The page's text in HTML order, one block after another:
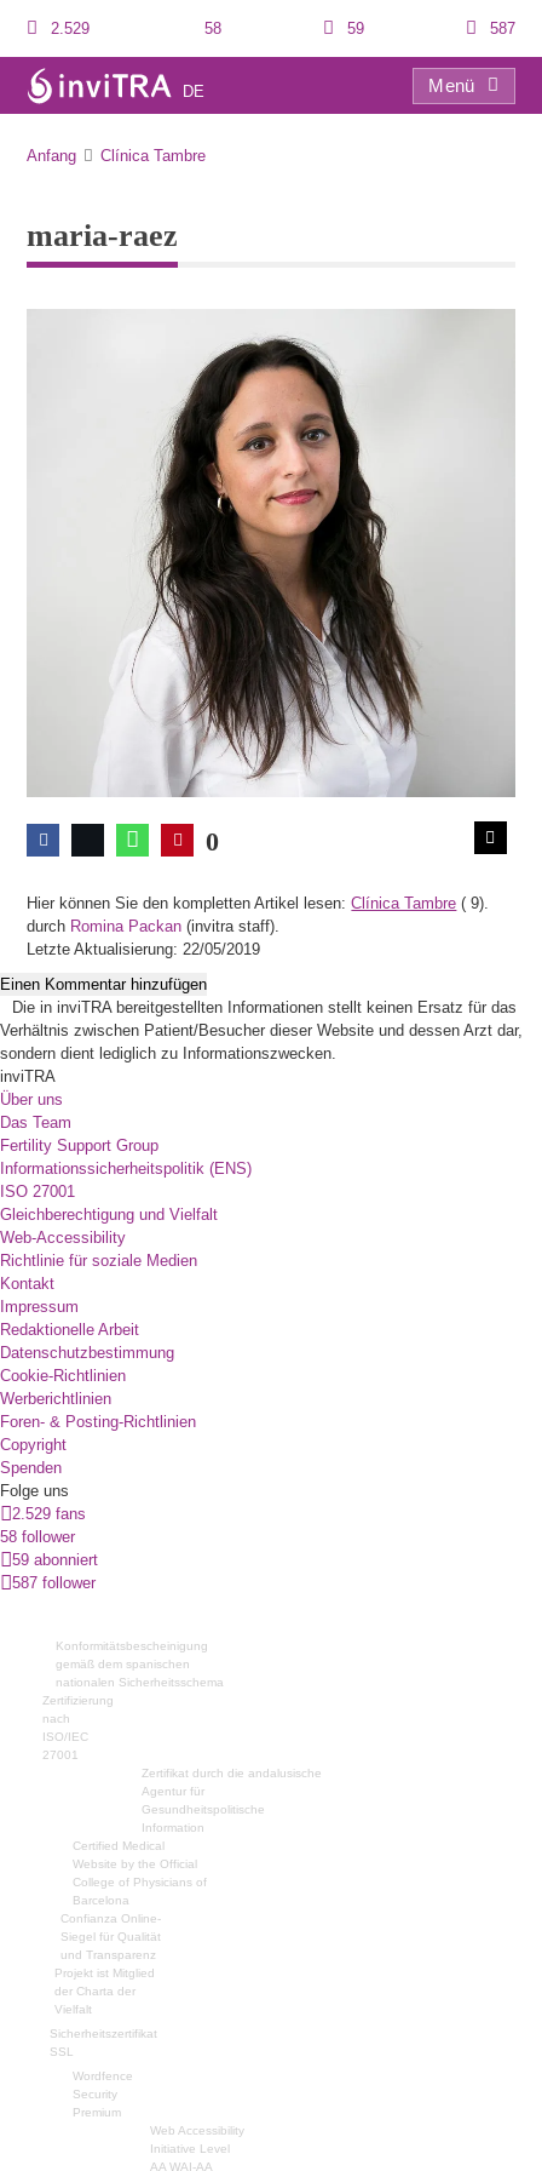
2.529 58 59 587
DE
Menü
Anfang Clínica Tambre
maria-raez
0
Hier können Sie den kompletten Artikel lesen:Clínica Tambre ( 9).
durch Romina Packan (invitra staff).
Letzte Aktualisierung: 22/05/2019
Einen Kommentar hinzufügen
Die in inviTRA bereitgestellten Informationen stellt keinen Ersatz für das
Verhältnis zwischen Patient/Besucher dieser Website und dessen Arzt dar,
sondern dient lediglich zu Informationszwecken.
inviTRA
Über uns
Das Team
Fertility Support Group
Informationssicherheitspolitik (ENS)
ISO 27001
Gleichberechtigung und Vielfalt
Web-Accessibility
Richtlinie für soziale Medien
Kontakt
Impressum
Redaktionelle Arbeit
Datenschutzbestimmung
Cookie-Richtlinien
Werberichtlinien
Foren- & Posting-Richtlinien
Copyright
Spenden
Folge uns
2.529 fans
58 follower
59 abonniert
587 follower
Konformitätsbescheinigung
gemäß dem spanischen
nationalen Sicherheitsschema
Zertifizierung
nach
ISO/IEC
27001
Zertifikat durch die andalusische
Agentur für
Gesundheitspolitische
Information
Certified Medical
Website by the Official
College of Physicians of
Barcelona
Confianza Online-
Siegel für Qualität
und Transparenz
Projekt ist Mitglied
der Charta der
Vielfalt
Sicherheitszertifikat
SSL
Wordfence
Security
Premium
Web Accessibility
Initiative Level
AA WAI-AA